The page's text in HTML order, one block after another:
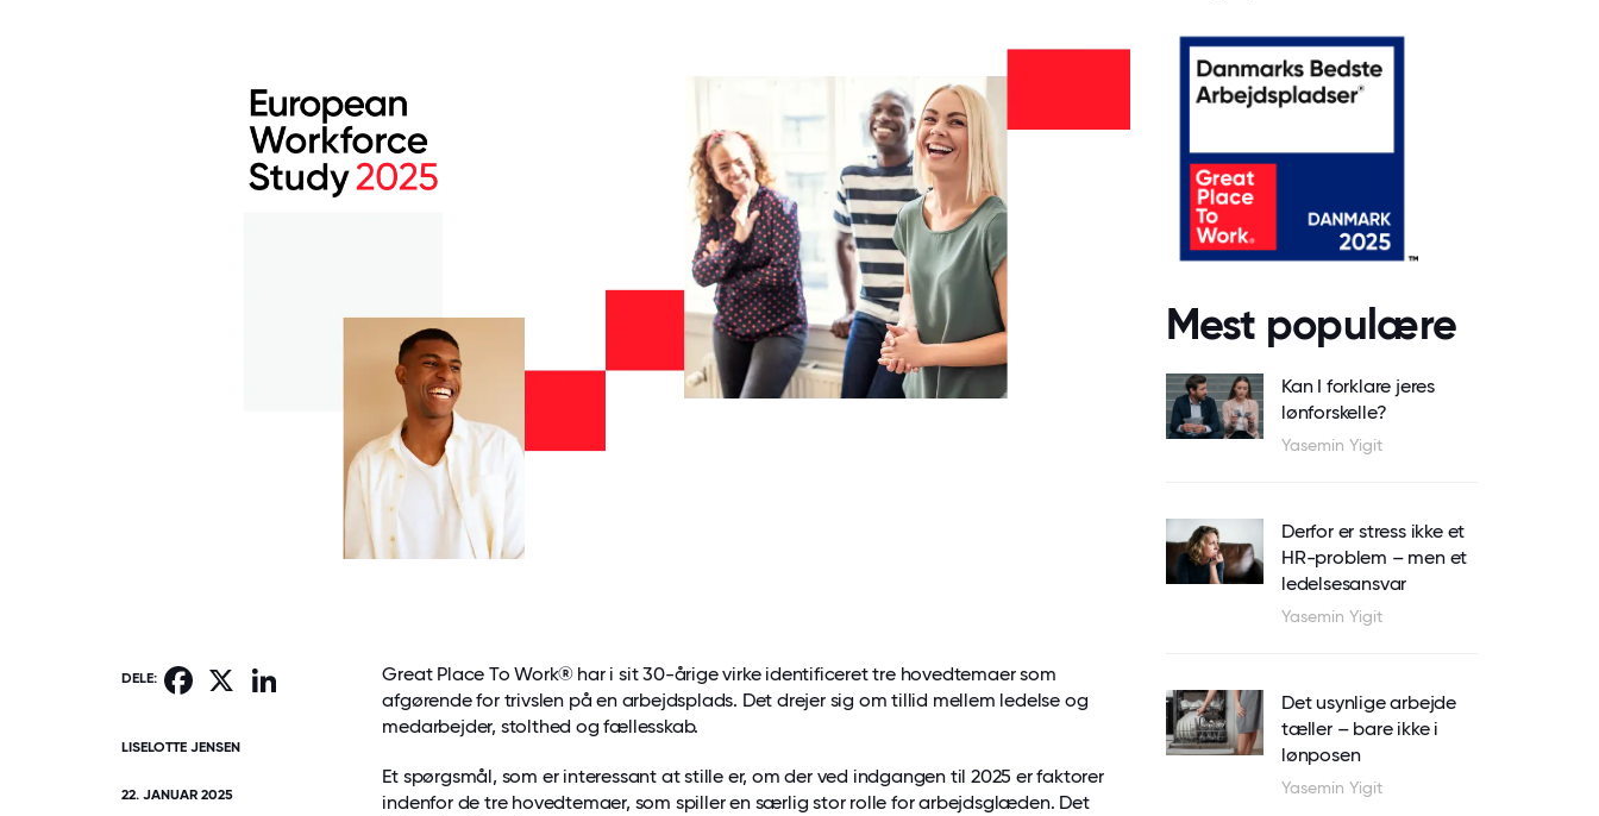
DELE: Facebook
LISELOTTE JENSEN
22. JANUAR 2025
Great Place To Work® har i sit 30-årige virke identificeret tre hovedtemaer som
afgørende for trivslen på en arbejdsplads. Det drejer sig om tillid mellem ledelse og
medarbejder, stolthed og fællesskab.
Et spørgsmål, som er interessant at stille er, om der ved indgangen til 2025 er faktorer
indenfor de tre hovedtemaer, som spiller en særlig stor rolle for arbejdsglæden. Det
Mest populære
Kan I forklare jeres
lønforskelle?
Yasemin Yigit
Derfor er stress ikke et
HR-problem – men et
ledelsesansvar
Yasemin Yigit
Det usynlige arbejde
tæller – bare ikke i
lønposen
Yasemin Yigit